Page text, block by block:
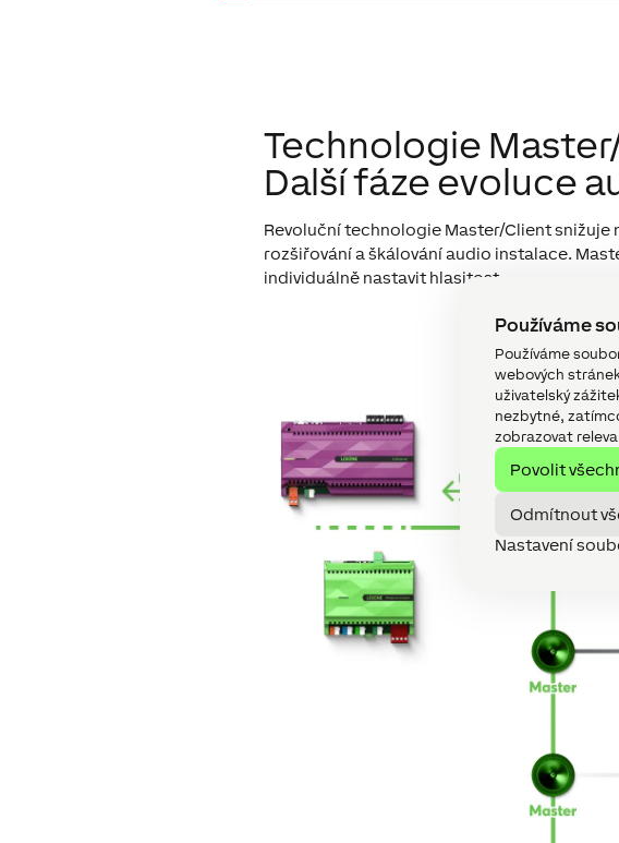
Používáme
Používáme
webových
uživatelský
nezbytné,
zobrazovat
Povolit
Odmítnout
Nastavení
Technologie
Další fáze evoluce
Revoluční technologie Master/Client snižuje
rozšiřování a škálování audio instalace.
individuálně nastavit hlasitost.